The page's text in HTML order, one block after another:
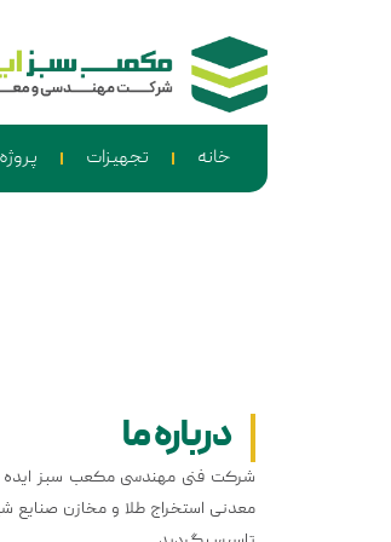
خانه تجهیزات
درباره ما
شرکت فنی مهندسی مکعب سبز ایده